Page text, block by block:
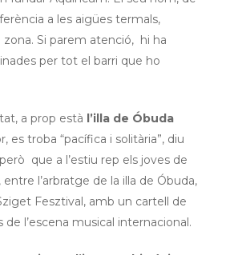
a les aigües termals,
zona. Si parem atenció, hi ha
per tot el barri que ho
a prop està l’illa de Óbuda
es troba “pacífica i solitària”, diu
que a l’estiu rep els joves de
l’arbratge de la illa de Óbuda,
Fesztival, amb un cartell de
de l’escena musical internacional.